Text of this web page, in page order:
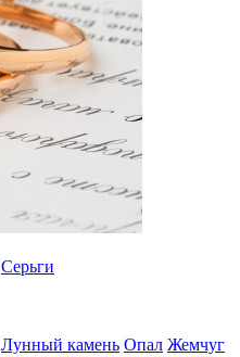
Серьги
Лунный камень Опал Жемчуг